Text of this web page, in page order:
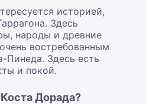
историей,
Здесь
народы и древние
востребованным
Пинеда. Здесь есть
и покой.
Дорада?